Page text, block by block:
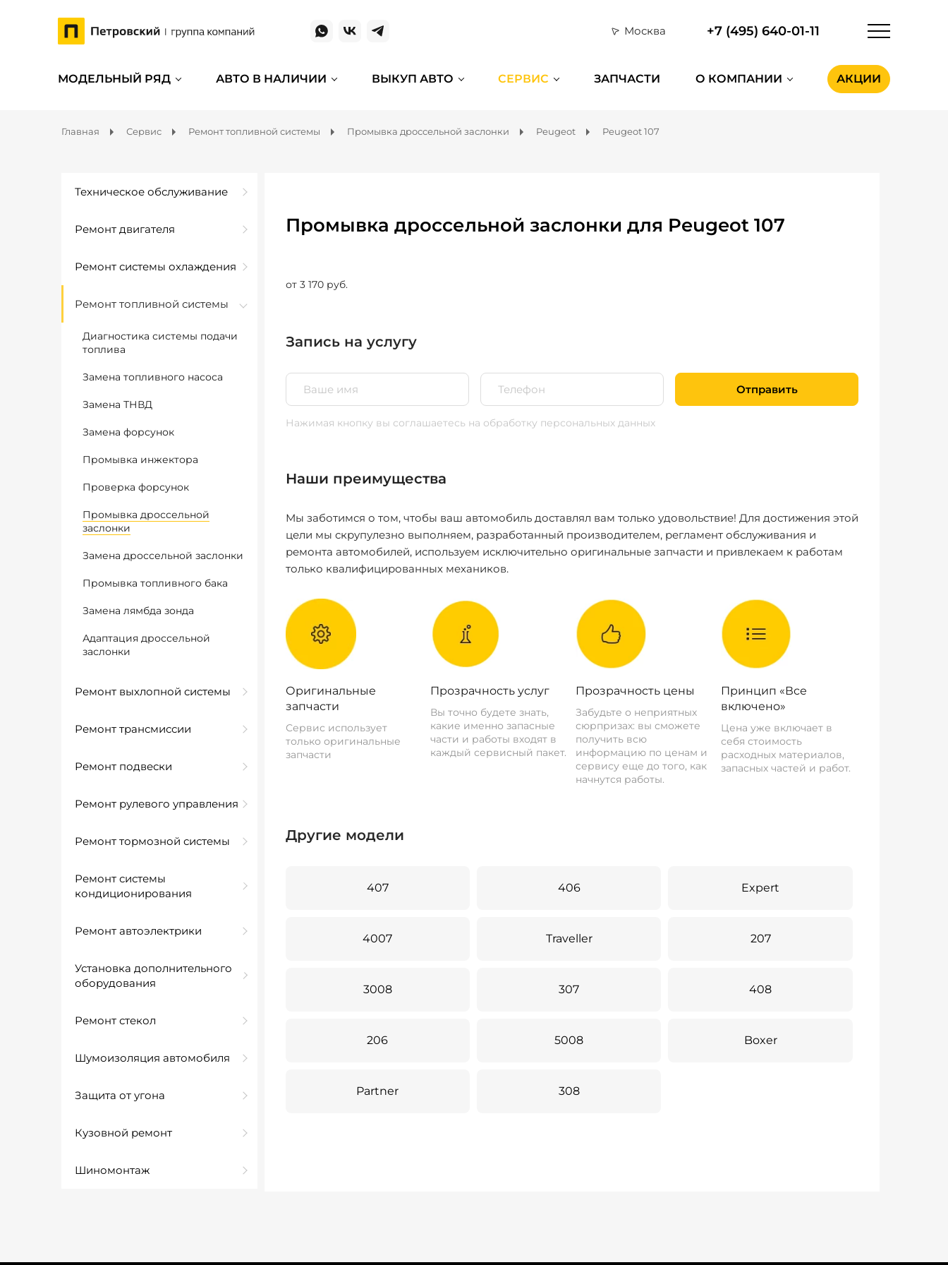
Москва +7 (495) 640-01-11
МОДЕЛЬНЫЙ РЯД АВТО В НАЛИЧИИ ВЫКУП АВТО СЕРВИС ЗАПЧАСТИ О КОМПАНИИ АКЦИИ
Главная Сервис Ремонт топливной системы Промывка дроссельной заслонки Peugeot Peugeot 107
Техническое обслуживание
Ремонт двигателя
Ремонт системы охлаждения
Ремонт топливной системы
Диагностика системы подачи
топлива
Замена топливного насоса
Замена ТНВД
Замена форсунок
Промывка инжектора
Проверка форсунок
Промывка дроссельной
заслонки
Замена дроссельной заслонки
Промывка топливного бака
Замена лямбда зонда
Адаптация дроссельной
заслонки
Ремонт выхлопной системы
Ремонт трансмиссии
Ремонт подвески
Ремонт рулевого управления
Ремонт тормозной системы
Ремонт системы
кондиционирования
Ремонт автоэлектрики
Установка дополнительного
оборудования
Ремонт стекол
Шумоизоляция автомобиля
Защита от угона
Кузовной ремонт
Шиномонтаж
Промывка дроссельной заслонки для Peugeot 107
от 3 170 руб.
Запись на услугу
Отправить
Нажимая кнопку вы соглашаетесь на обработку персональных данных
Наши преимущества
Мы заботимся о том, чтобы ваш автомобиль доставлял вам только удовольствие! Для достижения этой
цели мы скрупулезно выполняем, разработанный производителем, регламент обслуживания и
ремонта автомобилей, используем исключительно оригинальные запчасти и привлекаем к работам
только квалифицированных механиков.
Оригинальные
запчасти
Сервис использует
только оригинальные
запчасти
Прозрачность услуг
Вы точно будете знать,
какие именно запасные
части и работы входят в
каждый сервисный пакет.
Прозрачность цены
Забудьте о неприятных
сюрпризах: вы сможете
получить всю
информацию по ценам и
сервису еще до того, как
начнутся работы.
Принцип «Все
включено»
Цена уже включает в
себя стоимость
расходных материалов,
запасных частей и работ.
Другие модели
407 406 Expert
4007 Traveller 207
3008 307 408
206 5008 Boxer
Partner 308